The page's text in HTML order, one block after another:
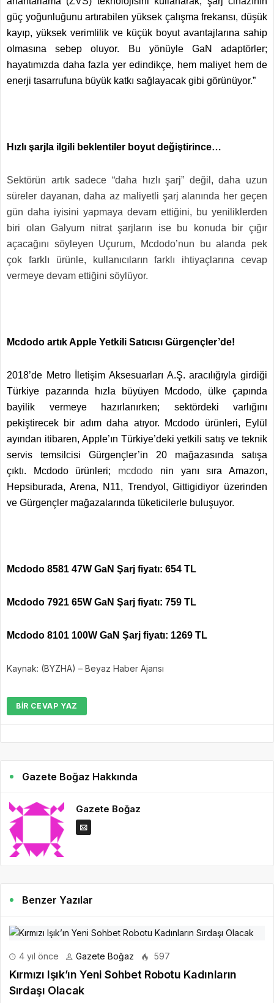
güç yoğunluğunu artırabilen yüksek çalışma frekansı, düşük
kayıp, yüksek verimlilik ve küçük boyut avantajlarına sahip
olmasına sebep oluyor. Bu yönüyle GaN adaptörler;
hayatımızda daha fazla yer edindikçe, hem maliyet hem de
enerji tasarrufuna büyük katkı sağlayacak gibi görünüyor.”
Hızlı şarjla ilgili beklentiler boyut değiştirince…
Sektörün artık sadece “daha hızlı şarj” değil, daha uzun
süreler dayanan, daha az maliyetli şarj alanında her geçen
gün daha iyisini yapmaya devam ettiğini, bu yeniliklerden
biri olan Galyum nitrat şarjların ise bu konuda bir çığır
açacağını söyleyen Uçurum, Mcdodo’nun bu alanda pek
çok farklı ürünle, kullanıcıların farklı ihtiyaçlarına cevap
vermeye devam ettiğini söylüyor.
Mcdodo artık Apple Yetkili Satıcısı Gürgençler’de!
2018’de Metro İletişim Aksesuarları A.Ş. aracılığıyla girdiği
Türkiye pazarında hızla büyüyen Mcdodo, ülke çapında
bayilik vermeye hazırlanırken; sektördeki varlığını
pekiştirecek bir adım daha atıyor. Mcdodo ürünleri, Eylül
ayından itibaren, Apple’ın Türkiye’deki yetkili satış ve teknik
servis temsilcisi Gürgençler’in 20 mağazasında satışa
çıktı. Mcdodo ürünleri; mcdodo nin yanı sıra Amazon,
Hepsiburada, Arena, N11, Trendyol, Gittigidiyor üzerinden
ve Gürgençler mağazalarında tüketicilerle buluşuyor.
Mcdodo 8581 47W GaN Şarj fiyatı: 654 TL
Mcdodo 7921 65W GaN Şarj fiyatı: 759 TL
Mcdodo 8101 100W GaN Şarj fiyatı: 1269 TL
Kaynak: (BYZHA) – Beyaz Haber Ajansı
BIR CEVAP YAZ
Gazete Boğaz Hakkında
Gazete Boğaz
Benzer Yazılar
4 yıl önce Gazete Boğaz 597
Kırmızı Işık’ın Yeni Sohbet Robotu Kadınların
Sırdaşı Olacak